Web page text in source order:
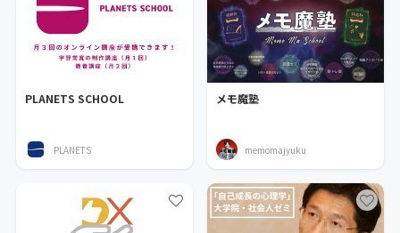
PLANETS SCHOOL
PLANETS
メモ魔塾
memomajyuku